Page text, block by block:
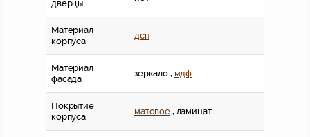
дверцы
Материал
корпуса
дсп
Материал
фасада
зеркало , мдф
Покрытие
корпуса
матовое, ламинат